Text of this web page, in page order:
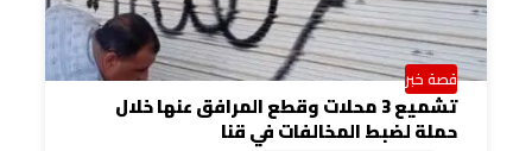
قصة خبر
تشميع 3 محلات وقطع المرافق عنها خلال
حملة لضبط المخالفات في قنا